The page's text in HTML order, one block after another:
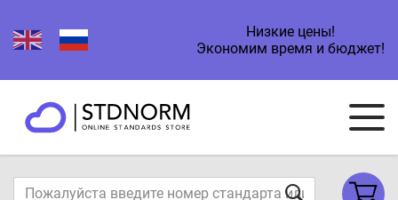
Низкие цены!
Экономим время и бюджет!